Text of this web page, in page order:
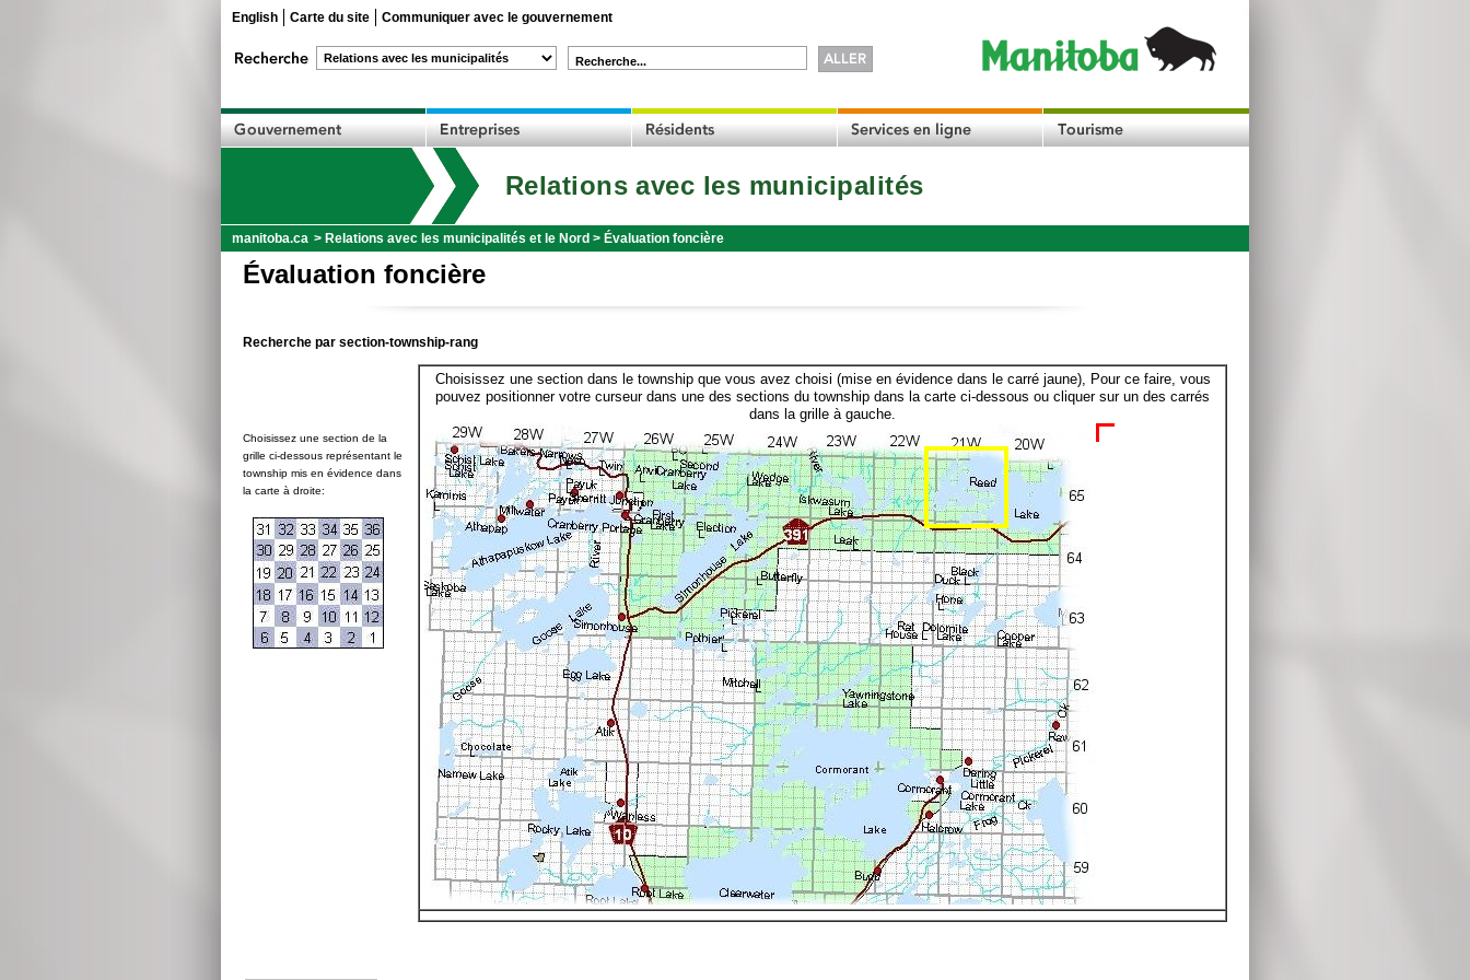
English Carte du site Communiquer avec le gouvernement
Recherche...
Relations avec les municipalités
manitoba.ca > Relations avec les municipalités et le Nord > Évaluation foncière
Évaluation foncière
Recherche par section-township-rang
Choisissez une section de la
grille ci-dessous représentant le
township mis en évidence dans
la carte à droite:
Choisissez une section dans le township que vous avez choisi (mise en évidence dans le carré jaune), Pour ce faire, vous
pouvez positionner votre curseur dans une des sections du township dans la carte ci-dessous ou cliquer sur un des carrés
dans la grille à gauche.